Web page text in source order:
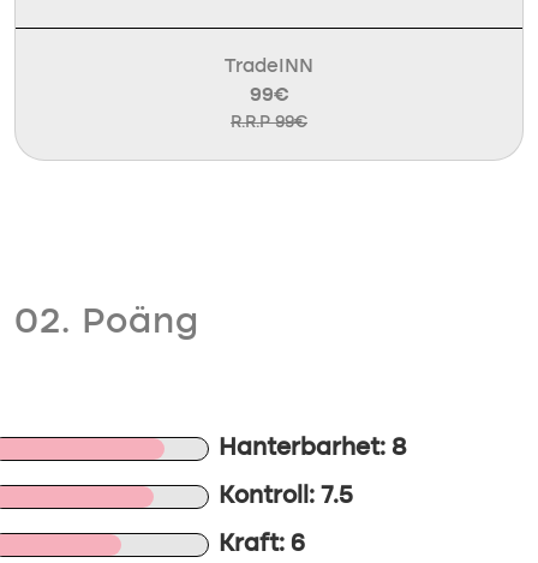
TradeINN
99€
R.R.P 99€
02. Poäng
Hanterbarhet: 8
Kontroll: 7.5
Kraft: 6